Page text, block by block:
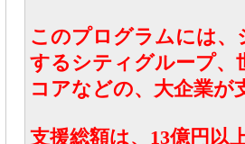
このプログラムには
するシティグループ、
コアなどの、大企業が
支援総額は、13億円以